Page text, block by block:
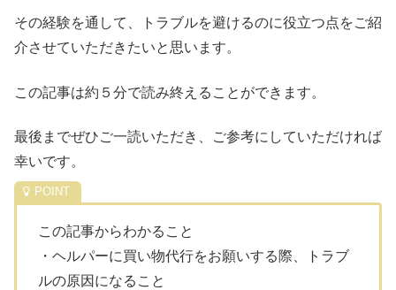
その経験を通して、トラブルを避けるのに役立つ点をご紹
介させていただきたいと思います。
この記事は約５分で読み終えることができます。
最後までぜひご一読いただき、ご参考にしていただければ
幸いです。
この記事からわかること
・ヘルパーに買い物代行をお願いする際、トラブ
ルの原因になること